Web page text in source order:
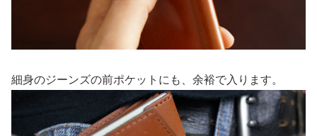
細身のジーンズの前ポケットにも、余裕で入ります。